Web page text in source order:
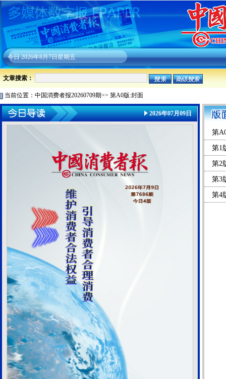
今日2026年8月7日星期五
文章搜索：
当前位置： 中国消费者报20260709期>> 第A0版:封面
2026年07月09日
第
第1
第2
第3
第4